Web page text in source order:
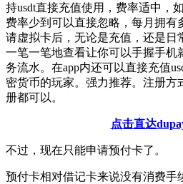
持usdt直接充值使用，费率适中，
费率少到可以直接忽略，每月拥有
请虚拟卡后，无论是充值，还是日
一笔一笔地查看让你可以手握手机
务流水。在app内还可以直接充值
密货币的玩家。强力推荐。注册方
册都可以。
点击直达
不过，现在只能申请预付卡了。
预付卡相对借记卡来说没有消费手